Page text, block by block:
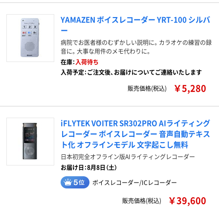
YAMAZEN ボイスレコーダー YRT-100 シルバ
ー
病院でお医者様のむずかしい説明に。カラオケの練習の録
音に。大事な用件のメモ代わりに。
在庫：入荷待ち
入荷予定：ご注文後、お届けについてご連絡いたします
販売価格(税込)
￥5,280
iFLYTEK VOITER SR302PRO AIライティング
レコーダー ボイスレコーダー 音声自動テキス
ト化 オフラインモデル 文字起こし無料
日本初完全オフライン版AIライティングレコーダー
お届け日：8月8日（土）
ボイスレコーダー/ICレコーダー
販売価格(税込) ￥39,600